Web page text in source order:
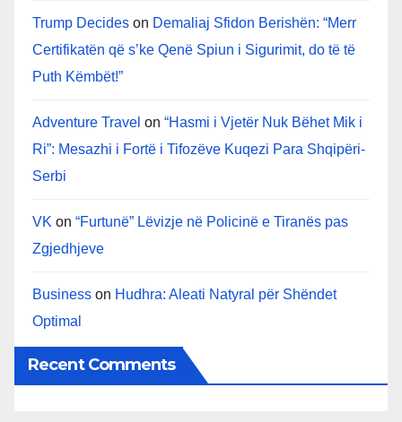
Trump Decides on Demaliaj Sfidon Berishën: “Merr
Certifikatën që s’ke Qenë Spiun i Sigurimit, do të të
Puth Këmbët!”
Adventure Travel on “Hasmi i Vjetër Nuk Bëhet Mik i
Ri”: Mesazhi i Fortë i Tifozëve Kuqezi Para Shqipëri-
Serbi
VK on “Furtunë” Lëvizje në Policinë e Tiranës pas
Zgjedhjeve
Business on Hudhra: Aleati Natyral për Shëndet
Optimal
Recent Comments